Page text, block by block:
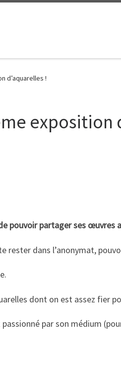
d’aquarelles !
exposition
pouvoir partager ses œuvres
rester dans l’anonymat,
dont on est assez fier
par son médium